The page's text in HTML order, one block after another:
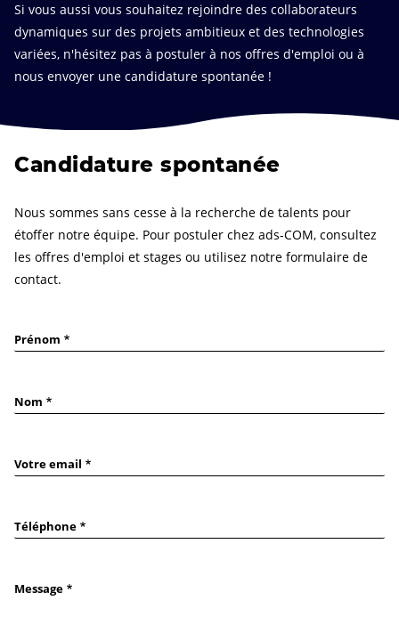
Si vous aussi vous souhaitez rejoindre des collaborateurs
dynamiques sur des projets ambitieux et des technologies
variées, n'hésitez pas à postuler à nos offres d'emploi ou à
nous envoyer une candidature spontanée !
Candidature spontanée
Nous sommes sans cesse à la recherche de talents pour
étoffer notre équipe. Pour postuler chez ads-COM, consultez
les offres d'emploi et stages ou utilisez notre formulaire de
contact.
Prénom
Nom
Votre email
Téléphone
Message